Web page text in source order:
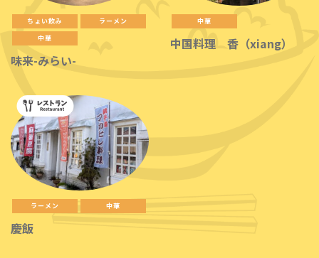
ちょい飲み
ラーメン
中華
味来-みらい-
中華
中国料理 香（xiang）
ラーメン 中華
慶飯